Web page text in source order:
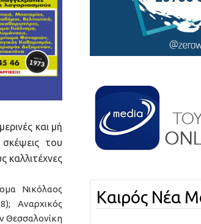
και μή
του
καλλιτέχνες
Νικόλαος
Αναρχικός
Θεσσαλονίκη
Καιρός Νέα